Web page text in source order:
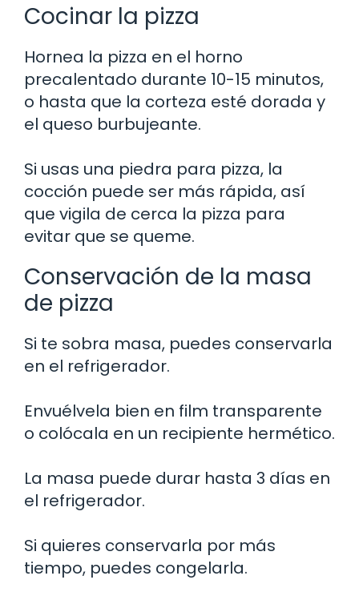
Cocinar la pizza
Hornea la pizza en el horno
precalentado durante 10-15 minutos,
o hasta que la corteza esté dorada y
el queso burbujeante.
Si usas una piedra para pizza, la
cocción puede ser más rápida, así
que vigila de cerca la pizza para
evitar que se queme.
Conservación de la masa
de pizza
Si te sobra masa, puedes conservarla
en el refrigerador.
Envuélvela bien en film transparente
o colócala en un recipiente hermético.
La masa puede durar hasta 3 días en
el refrigerador.
Si quieres conservarla por más
tiempo, puedes congelarla.